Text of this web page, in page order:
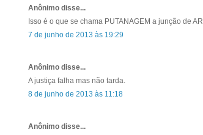
Anônimo disse...
Isso é o que se chama PUTANAGEM a junção de
7 de junho de 2013 às 19:29
Anônimo disse...
A justiça falha mas não tarda.
8 de junho de 2013 às 11:18
Anônimo disse...